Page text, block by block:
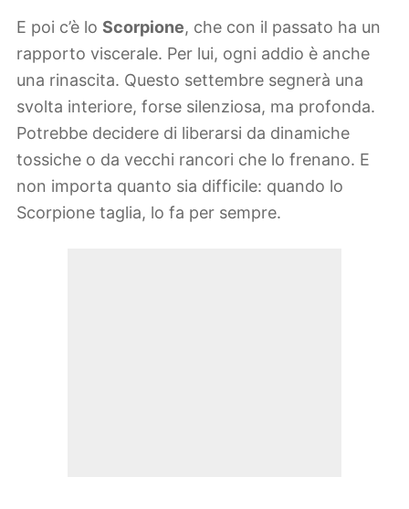
E poi c’è lo Scorpione, che con il passato ha un
rapporto viscerale. Per lui, ogni addio è anche
una rinascita. Questo settembre segnerà una
svolta interiore, forse silenziosa, ma profonda.
Potrebbe decidere di liberarsi da dinamiche
tossiche o da vecchi rancori che lo frenano. E
non importa quanto sia difficile: quando lo
Scorpione taglia, lo fa per sempre.